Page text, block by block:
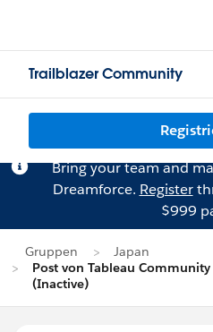
Trailblazer Community
Bring your team and
Dreamforce. Register
$999
Gruppen
Japan
Post von Tableau
(Inactive)